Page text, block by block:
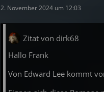
Lovecrafts Bibliothek des
Fritz Leiber:
Joe R. Lansdale: In the
2. November 2024 um 12:03
Zitat von dirk68
Hallo Frank
Von Edward Lee kommt